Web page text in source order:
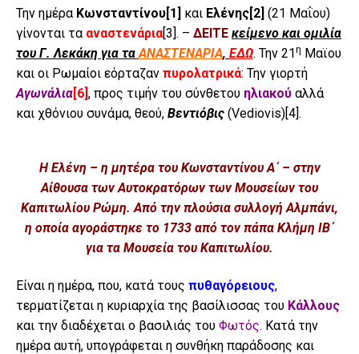
Την ημέρα Κωνσταντίνου[1] και Ελένης[2] (21 Μαΐου)
γίνονται τα αναστενάρια[3]. – ΔΕΙΤΕ κείμενο και ομιλία
του Γ. Λεκάκη για τα ΑΝΑΣΤΕΝΑΡΙΑ, ΕΔΩ. Την 21η Μαϊου
και οι Ρωμαίοι εόρταζαν πυρολατρικά: Την γιορτή
Αγωνάλια[6], προς τιμήν του σύνθετου ηλιακού αλλά
και χθόνιου συνάμα, θεού, Βεντιόβις (Vediovis)[4].
H Ελένη – η μητέρα του Κωνσταντίνου Α΄ – στην
Αίθουσα των Αυτοκρατόρων των Μουσείων του
Καπιτωλίου Ρώμη. Από την πλούσια συλλογή Αλμπάνι,
η οποία αγοράστηκε το 1733 από τον πάπα Κλήμη ΙΒ΄
για τα Μουσεία του Καπιτωλίου.
Είναι η ημέρα, που, κατά τους πυθαγόρειους,
τερματίζεται η κυριαρχία της βασίλισσας του Κάλλους
και την διαδέχεται ο βασιλιάς του Φωτός. Κατά την
ημέρα αυτή, υπογράφεται η συνθήκη παράδοσης και